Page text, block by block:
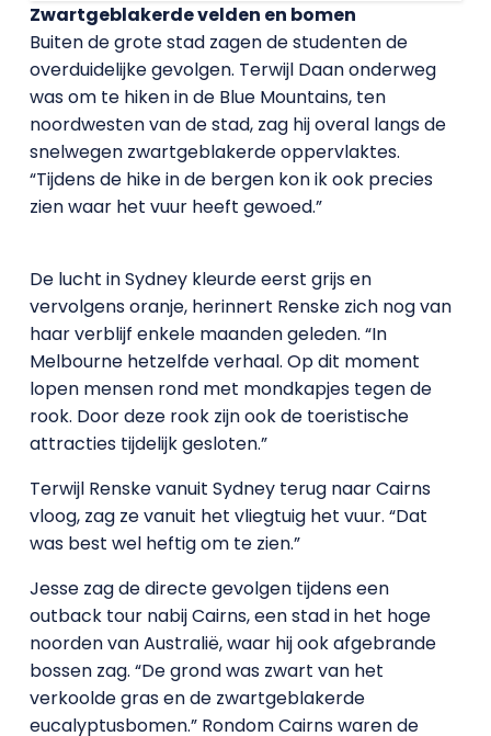
Zwartgeblakerde velden en bomen
Buiten de grote stad zagen de studenten de
overduidelijke gevolgen. Terwijl Daan onderweg
was om te hiken in de Blue Mountains, ten
noordwesten van de stad, zag hij overal langs de
snelwegen zwartgeblakerde oppervlaktes.
“Tijdens de hike in de bergen kon ik ook precies
zien waar het vuur heeft gewoed.”
De lucht in Sydney kleurde eerst grijs en
vervolgens oranje, herinnert Renske zich nog van
haar verblijf enkele maanden geleden. “In
Melbourne hetzelfde verhaal. Op dit moment
lopen mensen rond met mondkapjes tegen de
rook. Door deze rook zijn ook de toeristische
attracties tijdelijk gesloten.”
Terwijl Renske vanuit Sydney terug naar Cairns
vloog, zag ze vanuit het vliegtuig het vuur. “Dat
was best wel heftig om te zien.”
Jesse zag de directe gevolgen tijdens een
outback tour nabij Cairns, een stad in het hoge
noorden van Australië, waar hij ook afgebrande
bossen zag. “De grond was zwart van het
verkoolde gras en de zwartgeblakerde
eucalyptusbomen.” Rondom Cairns waren de